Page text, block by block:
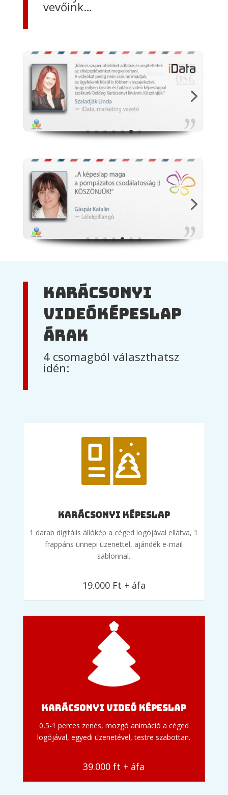
vevőink…
Karácsonyi
videóképeslap
árak
4 csomagból választhatsz
idén:
Karácsonyi képeslap
1 darab digitális állókép a céged logójával ellátva, 1
frappáns ünnepi üzenettel, ajándék e-mail
sablonnal.
19.000 Ft + áfa
Karácsonyi Videó képeslap
0,5-1 perces zenés, mozgó animáció a céged
logójával, egyedi üzenetével, testre szabottan.
39.000 ft + áfa